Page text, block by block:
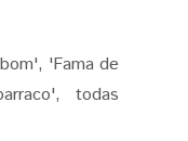
'Fama de
todas